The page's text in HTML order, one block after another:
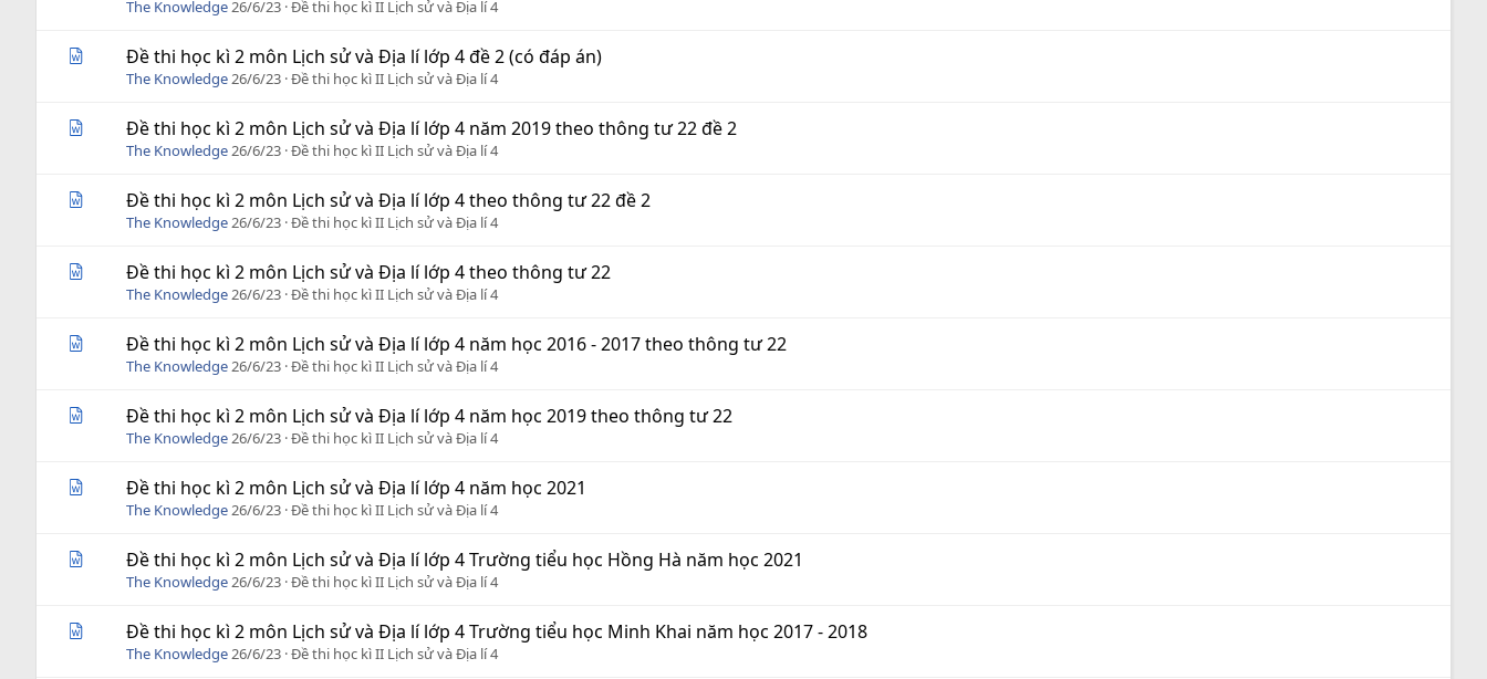
The Knowledge26/6/23 Đề thi học kì II Lịch sử và Địa lí 4
Đề thi học kì 2 môn Lịch sử và Địa lí lớp 4 đề 2 (có đáp án)
The Knowledge26/6/23 Đề thi học kì II Lịch sử và Địa lí 4
Đề thi học kì 2 môn Lịch sử và Địa lí lớp 4 năm 2019 theo thông tư 22 đề 2
The Knowledge26/6/23 Đề thi học kì II Lịch sử và Địa lí 4
Đề thi học kì 2 môn Lịch sử và Địa lí lớp 4 theo thông tư 22 đề 2
The Knowledge26/6/23 Đề thi học kì II Lịch sử và Địa lí 4
Đề thi học kì 2 môn Lịch sử và Địa lí lớp 4 theo thông tư 22
The Knowledge26/6/23 Đề thi học kì II Lịch sử và Địa lí 4
Đề thi học kì 2 môn Lịch sử và Địa lí lớp 4 năm học 2016 - 2017 theo thông tư 22
The Knowledge26/6/23 Đề thi học kì II Lịch sử và Địa lí 4
Đề thi học kì 2 môn Lịch sử và Địa lí lớp 4 năm học 2019 theo thông tư 22
The Knowledge26/6/23 Đề thi học kì II Lịch sử và Địa lí 4
Đề thi học kì 2 môn Lịch sử và Địa lí lớp 4 năm học 2021
The Knowledge26/6/23 Đề thi học kì II Lịch sử và Địa lí 4
Đề thi học kì 2 môn Lịch sử và Địa lí lớp 4 Trường tiểu học Hồng Hà năm học 2021
The Knowledge26/6/23 Đề thi học kì II Lịch sử và Địa lí 4
Đề thi học kì 2 môn Lịch sử và Địa lí lớp 4 Trường tiểu học Minh Khai năm học 2017 - 2018
The Knowledge26/6/23 Đề thi học kì II Lịch sử và Địa lí 4